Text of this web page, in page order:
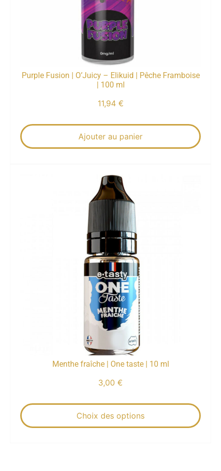
Purple Fusion | O’Juicy – Elikuid | Pêche Framboise
| 100 ml
11,94 €
Ajouter au panier
Menthe fraîche | One taste | 10 ml
3,00 €
Choix des options